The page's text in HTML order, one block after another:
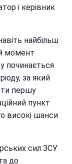
і керівник
найбільш
момент
починається
за який
першу
пункт
високі шанси
сил ЗСУ
до